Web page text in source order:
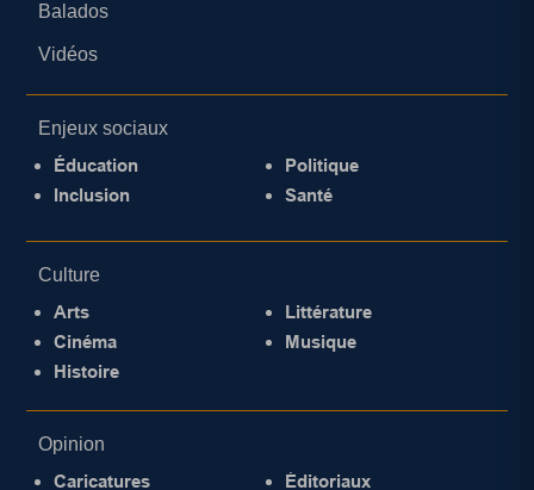
Balados
Vidéos
Enjeux sociaux
Éducation
Inclusion
Politique
Santé
Culture
Arts
Cinéma
Histoire
Littérature
Musique
Opinion
Caricatures
Éditoriaux